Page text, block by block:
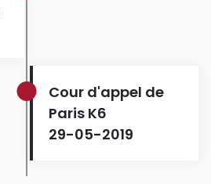
Cour d'appel de
Paris K6
29-05-2019